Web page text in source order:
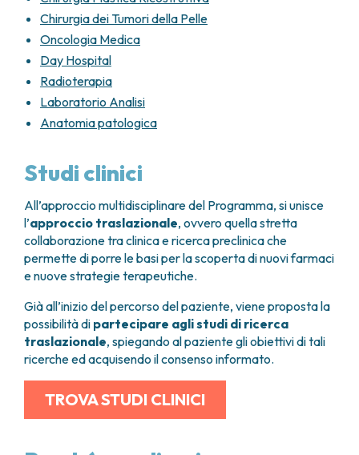
farmaci disponibili, del bilancio tra benefici attesi ed
effetti collaterali.
molli localizzati e operati ogni 3-4 mesi per i
primi 2 anni, ogni 6 mesi tra 3° e il 5° anno,
poi annuali,
TC del torace e dell’addome
mesi nel caso di malattia avanzata,
Eventuale controllo endoscopic
Chirurgia dei Tumori della Pelle
Oncologia Medica
Day Hospital
Radioterapia
Laboratorio Analisi
Anatomia patologica
Studi clinici
All’approccio multidisciplinare del Programma, si unisce
l’approccio traslazionale, ovvero quella stretta
collaborazione tra clinica e ricerca preclinica che
permette di porre le basi per la scoperta di nuovi farmaci
e nuove strategie terapeutiche.
Già all’inizio del percorso del paziente, viene proposta la
possibilità di partecipare agli studi di ricerca
traslazionale, spiegando al paziente gli obiettivi di tali
ricerche ed acquisendo il consenso informato.
TROVA STUDI CLINICI